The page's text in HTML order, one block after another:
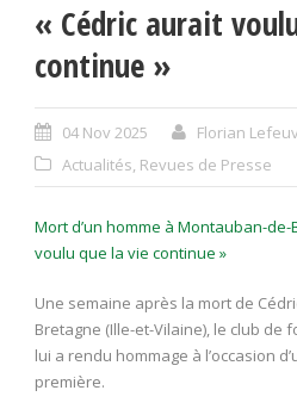
« Cédric aurait
continue »
04 Nov 2025
Florian
Actualités, Revues de Presse
Mort d’un homme à Montauban-
voulu que la vie continue »
Une semaine après la mort de
Bretagne (Ille-et-Vilaine), le club de
lui a rendu hommage à l’occasion
première.